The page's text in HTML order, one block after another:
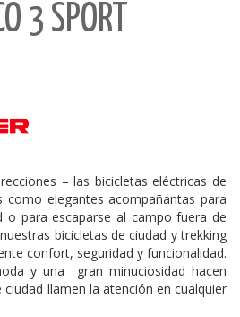
3 SPORT
– las bicicletas eléctricas de
como elegantes acompañantas para
o para escaparse al campo fuera de
bicicletas de ciudad y trekking
confort, seguridad y funcionalidad.
y una gran minuciosidad hacen
llamen la atención en cualquier